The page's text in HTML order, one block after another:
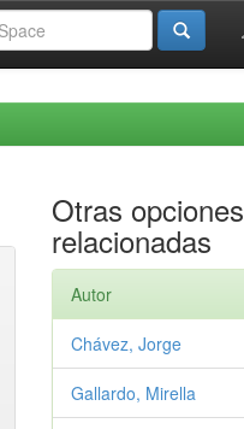
Otras opciones
relacionadas
Autor
Chávez, Jorge
Gallardo, Mirella